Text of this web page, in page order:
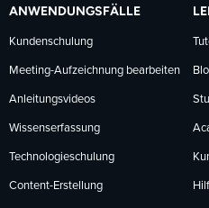
ANWENDUNGSFÄLLE
Kundenschulung
Meeting-Aufzeichnung bearbeiten
Anleitungsvideos
Wissenserfassung
Technologieschulung
Content-Erstellung